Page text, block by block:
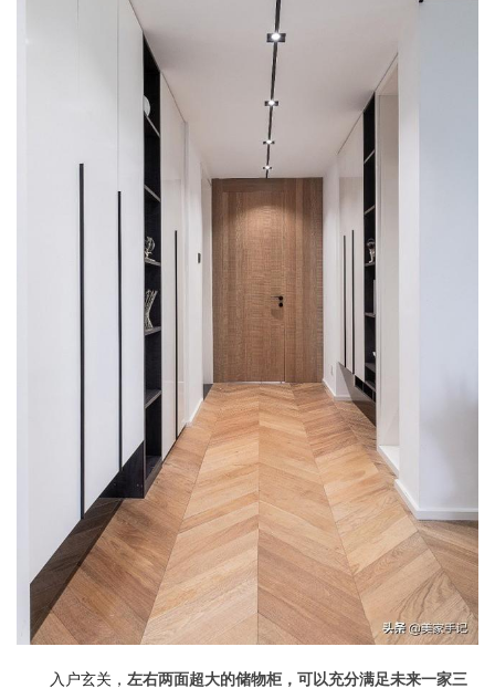
入户玄关， 左右两面超大的储物柜，可以充分满足未来一家三